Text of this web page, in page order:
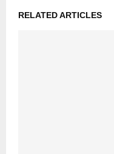
RELATED ARTICLES